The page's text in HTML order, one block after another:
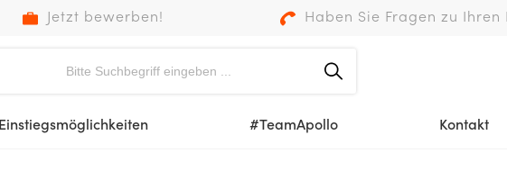
Jetzt bewerben! Haben Sie Fragen zu
Einstiegsmöglichkeiten #TeamApollo Kontakt